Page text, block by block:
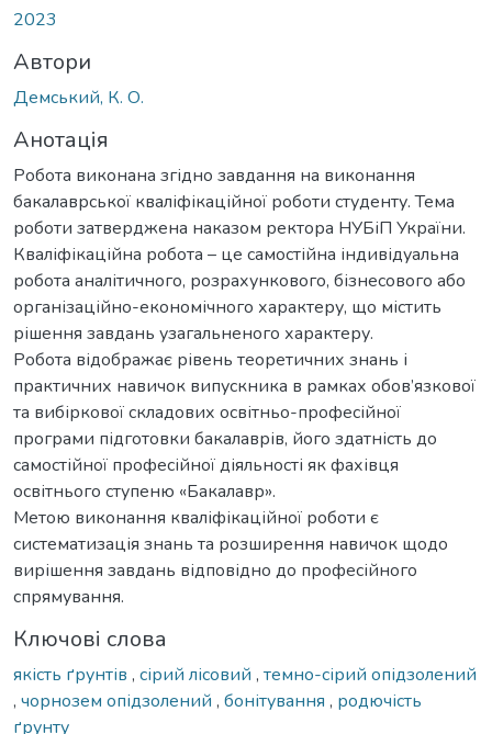
2023
Автори
Демський, К. О.
Анотація
Робота виконана згідно завдання на виконання
бакалаврської кваліфікаційної роботи студенту. Тема
роботи затверджена наказом ректора НУБіП України.
Кваліфікаційна робота – це самостійна індивідуальна
робота аналітичного, розрахункового, бізнесового або
організаційно-економічного характеру, що містить
рішення завдань узагальненого характеру.
Робота відображає рівень теоретичних знань і
практичних навичок випускника в рамках обов’язкової
та вибіркової складових освітньо-професійної
програми підготовки бакалаврів, його здатність до
самостійної професійної діяльності як фахівця
освітнього ступеню «Бакалавр».
Метою виконання кваліфікаційної роботи є
систематизація знань та розширення навичок щодо
вирішення завдань відповідно до професійного
спрямування.
Ключові слова
якість ґрунтів , сірий лісовий , темно-сірий опідзолений
, чорнозем опідзолений , бонітування , родючість
ґрунту